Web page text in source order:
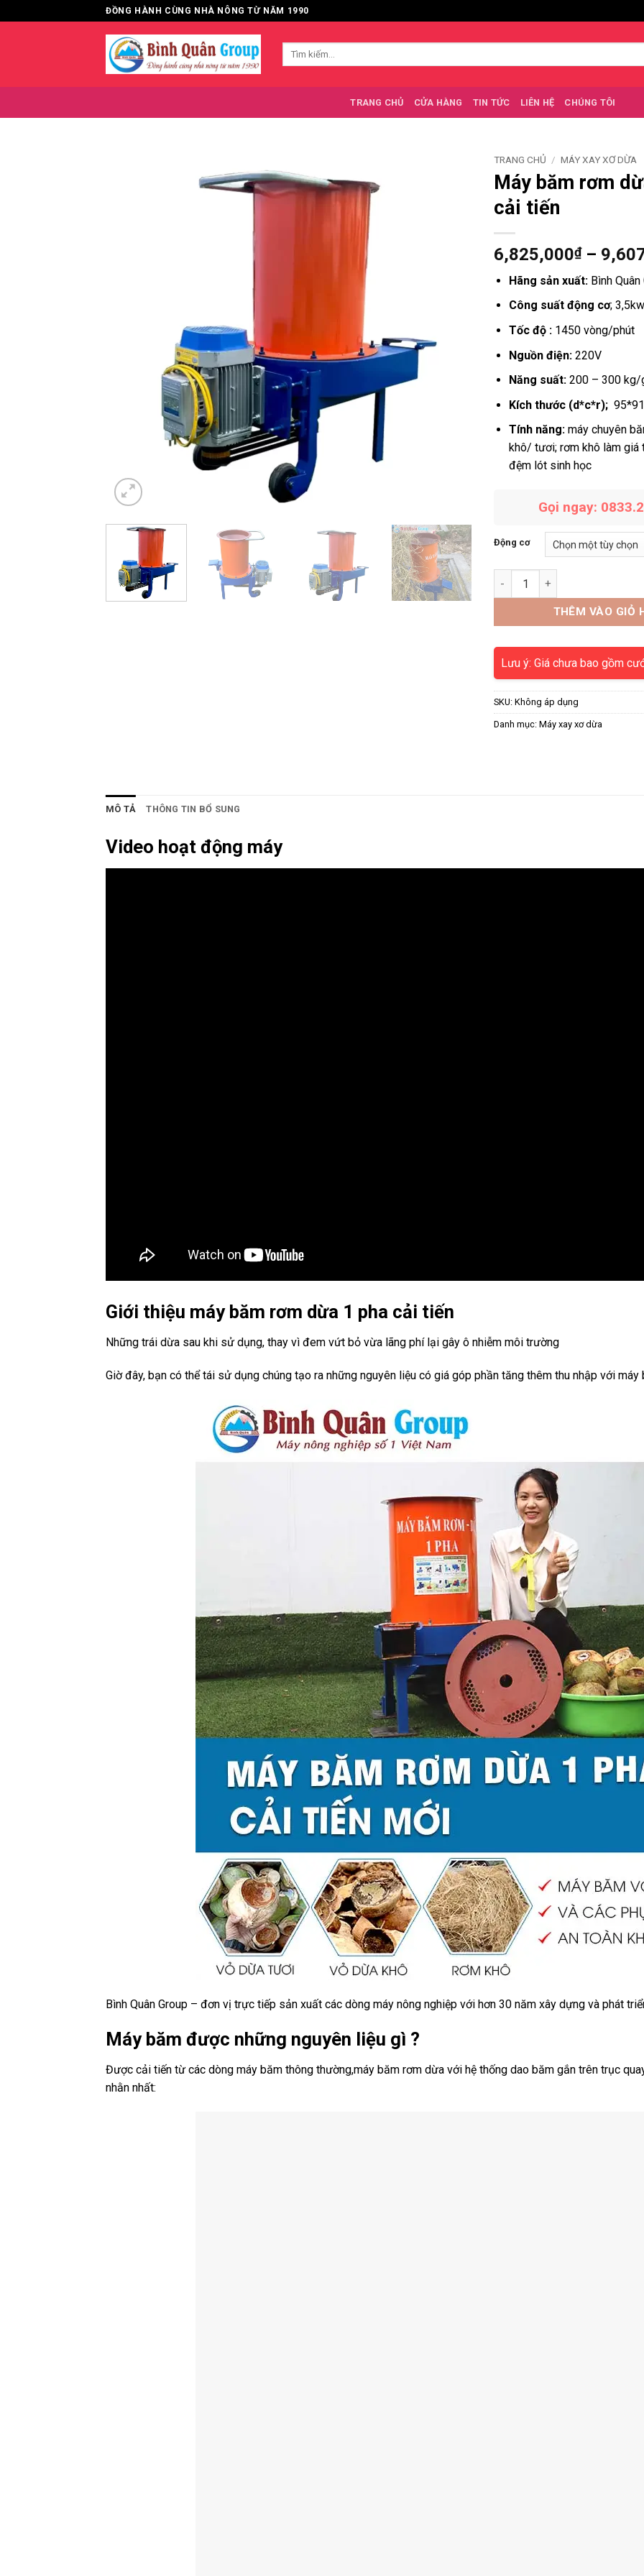
qua
ĐỒNG HÀNH CÙNG NHÀ NÔNG TỪ NĂM 1990
Tìm
TRANG CHỦ CỬA HÀNG TIN TỨC LIÊN HỆ CHÚNG TÔI
TRANG CHỦ / MÁY XAY XƠ DỪA
Máy băm rơm
cải tiến
6,825,000₫ –
Hãng sản xuất:Bình Quân
Công suất động cơ; 3,5kw
Tốc độ :1450 vòng/phút
Nguồn điện:220V
Năng suất:200 – 300 kg/
Kích thước (d*c*r);
Tính năng:máy chuyên
khô/ tươi; rơm khô làm giá
đệm lót sinh học
Gọi ngay:
Động cơ
Máy băm rơm dừa 1 pha cải
THÊM VÀO GIỎ
Lưu ý: Giá chưa bao gồm
SKU: Không áp dụng
Danh mục: Máy xay xơ dừa
MÔ TẢ THÔNG TIN BỔ SUNG
Video hoạt động máy
Giới thiệu máy băm rơm dừa 1 pha cải tiến
Những trái dừa sau khi sử dụng, thay vì đem vứt bỏ vừa lãng phí lại gây ô nhiễm môi trường
Giờ đây, bạn có thể tái sử dụng chúng tạo ra những nguyên liệu có giá góp phần tăng thêm thu nhập với
Bình Quân Group – đơn vị trực tiếp sản xuất các dòng máy nông nghiệp với hơn 30 năm xây dựng và phát
Máy băm được những nguyên liệu gì ?
Được cải tiến từ các dòng máy băm thông thường,máy băm rơm dừa với hệ thống dao băm gắn trên trục
nhằn nhất: